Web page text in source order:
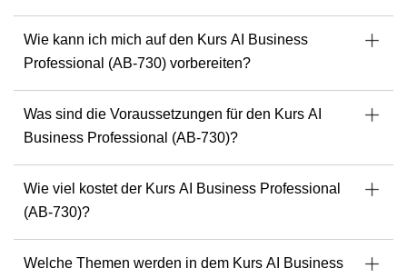
Microsoft MVP - Geschäftsanwendungen
Spezialist für Dynamics 365, Power Platform &
Azure
Entwickler von Microsoft-Kursunterlagen
Redner & Mentor bei Veranstaltungen der
Microsoft-Community
Sind Sie bereit, Lösungen mit einem der Besten auf diesem
Gebiet zu entwickeln?
Lernen Sie kommende Kurse mit Julian Sharp kennen
und legen Sie los.
Wie kann ich mich auf den Kurs AI Business
Professional (AB-730) vorbereiten?
Was sind die Voraussetzungen für den Kurs AI
Business Professional (AB-730)?
Wie viel kostet der Kurs AI Business Professional
(AB-730)?
Welche Themen werden in dem Kurs AI Business